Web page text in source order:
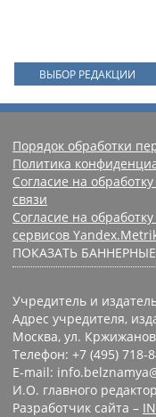
ВЫБОР РЕДАКЦИИ
Порядок обработки
Политика
Согласие на
связи
Согласие на
сервисов
ПОКАЗАТЬ
Учредитель и
Адрес учредителя,
Москва, ул.
Телефон: +7 (495) 718-
E-mail:
И.О. главного
Разработчик сайта –